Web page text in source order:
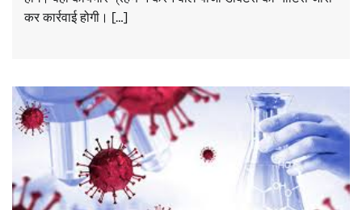
कर कार्रवाई होगी। […]